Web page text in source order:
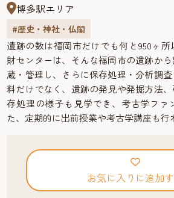
博多駅エリア
#歴史・神社・仏閣
遺跡の数は福岡市だけでも何と950ヶ
財センターは、そんな福岡市の遺跡か
蔵・管理し、さらに保存処理・分析調
料だけでなく、遺跡の発見や発掘方法
存処理の様子も見学でき、考古学ファ
た、定期的に出前授業や考古学講座も行
お気に入りに追加